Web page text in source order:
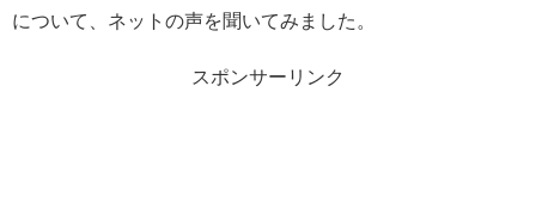
について、ネットの声を聞いてみました。
スポンサーリンク